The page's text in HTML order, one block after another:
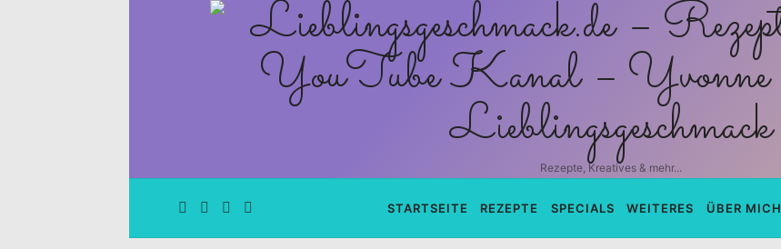
Lieblingsgeschmack.de
Rezepte
Blog
und
Rezepte, Kreatives & mehr...
STARTSEITE REZEPTE SPECIALS WEITERES ÜBER MICH